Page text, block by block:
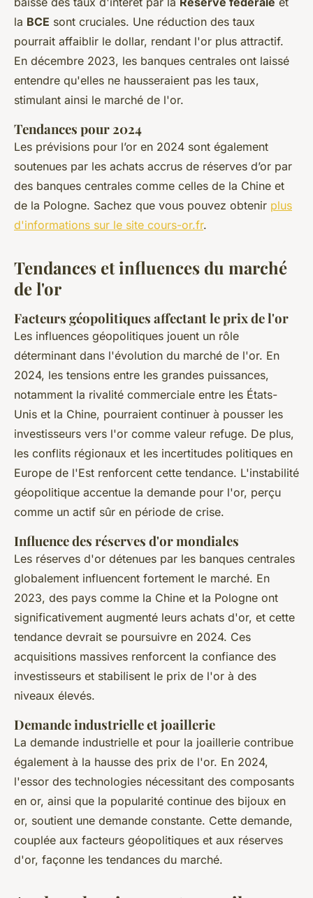
la BCE sont cruciales. Une réduction des taux
pourrait affaiblir le dollar, rendant l'or plus attractif.
En décembre 2023, les banques centrales ont laissé
entendre qu'elles ne hausseraient pas les taux,
stimulant ainsi le marché de l'or.
Tendances pour 2024
Les prévisions pour l’or en 2024 sont également
soutenues par les achats accrus de réserves d’or par
des banques centrales comme celles de la Chine et
de la Pologne. Sachez que vous pouvez obtenir plus
d'informations sur le site cours-or.fr.
Tendances et influences du marché
de l'or
Facteurs géopolitiques affectant le prix de l'or
Les influences géopolitiques jouent un rôle
déterminant dans l'évolution du marché de l'or. En
2024, les tensions entre les grandes puissances,
notamment la rivalité commerciale entre les États-
Unis et la Chine, pourraient continuer à pousser les
investisseurs vers l'or comme valeur refuge. De plus,
les conflits régionaux et les incertitudes politiques en
Europe de l'Est renforcent cette tendance. L'instabilité
géopolitique accentue la demande pour l'or, perçu
comme un actif sûr en période de crise.
Influence des réserves d'or mondiales
Les réserves d'or détenues par les banques centrales
globalement influencent fortement le marché. En
2023, des pays comme la Chine et la Pologne ont
significativement augmenté leurs achats d'or, et cette
tendance devrait se poursuivre en 2024. Ces
acquisitions massives renforcent la confiance des
investisseurs et stabilisent le prix de l'or à des
niveaux élevés.
Demande industrielle et joaillerie
La demande industrielle et pour la joaillerie contribue
également à la hausse des prix de l'or. En 2024,
l'essor des technologies nécessitant des composants
en or, ainsi que la popularité continue des bijoux en
or, soutient une demande constante. Cette demande,
couplée aux facteurs géopolitiques et aux réserves
d'or, façonne les tendances du marché.